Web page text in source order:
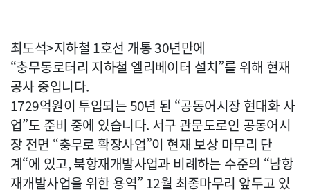
최도석>지하철 1호선 개통 30년만에
“충무동로터리 지하철 엘리베이터 설치”를 위해 현재
공사 중입니다.
1729억원이 투입되는 50년 된 “공동어시장 현대화 사
업”도 준비 중에 있습니다. 서구 관문도로인 공동어시
장 전면 “충무로 확장사업”이 현재 보상 마무리 단
계“에 있고, 북항재개발사업과 비례하는 수준의 “남항
재개발사업을 위한 용역” 12월 최종마무리 앞두고 있